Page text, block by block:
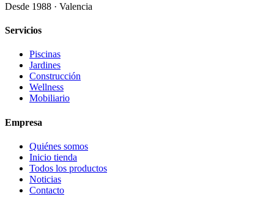
Desde 1988 · Valencia
Servicios
Piscinas
Jardines
Construcción
Wellness
Mobiliario
Empresa
Quiénes somos
Inicio tienda
Todos los productos
Noticias
Contacto